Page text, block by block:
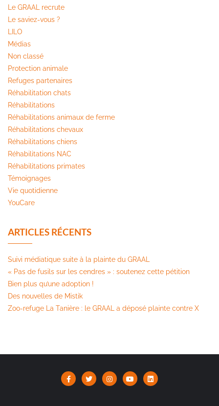
Le GRAAL recrute
Le saviez-vous ?
LILO
Médias
Non classé
Protection animale
Refuges partenaires
Réhabilitation chats
Réhabilitations
Réhabilitations animaux de ferme
Réhabilitations chevaux
Réhabilitations chiens
Réhabilitations NAC
Réhabilitations primates
Témoignages
Vie quotidienne
YouCare
ARTICLES RÉCENTS
Suivi médiatique suite à la plainte du GRAAL
« Pas de fusils sur les cendres » : soutenez cette pétition​
Bien plus qu’une adoption !
Des nouvelles de Mistik
Zoo-refuge La Tanière : le GRAAL a déposé plainte contre X